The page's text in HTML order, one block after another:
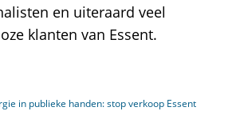
en uiteraard veel
klanten van Essent.
in publieke handen: stop verkoop Essent